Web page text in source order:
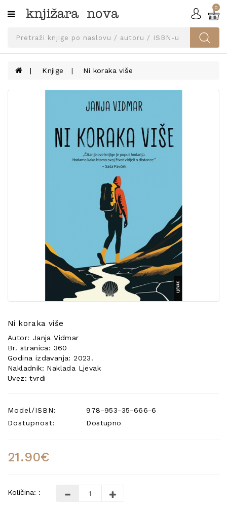
Kategorije
SVEUČILIŠNA
UDŽBENICI
KNJIGE
0
Knjige Ni koraka više
Ni koraka više
Autor: Janja Vidmar
Br. stranica: 360
Godina izdavanja: 2023.
Nakladnik: Naklada Ljevak
Uvez: tvrdi
Model/ISBN:
978-953-35-666-6
Dostupnost:
Dostupno
21.90€
Količina: :